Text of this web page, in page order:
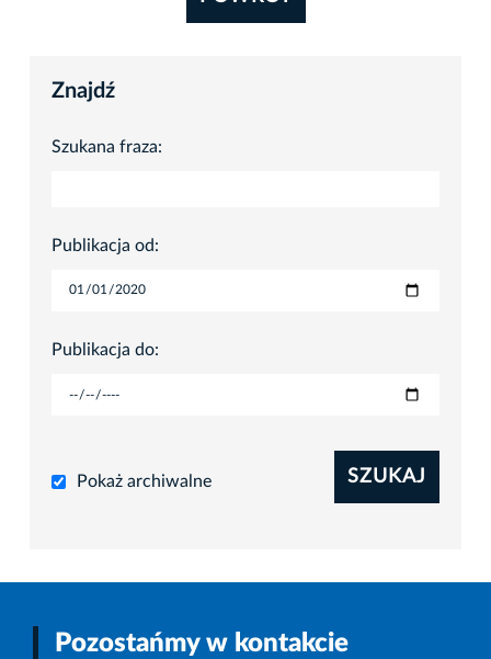
Znajdź
Szukana fraza:
Publikacja od:
Publikacja do:
Pokaż archiwalne SZUKAJ
Pozostańmy w kontakcie